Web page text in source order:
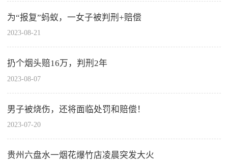
为“报复”蚂蚁，一女子被判刑+赔偿
2023-08-21
扔个烟头赔16万，判刑2年
2023-08-07
男子被烧伤，还将面临处罚和赔偿！
2023-07-20
贵州六盘水一烟花爆竹店凌晨突发大火